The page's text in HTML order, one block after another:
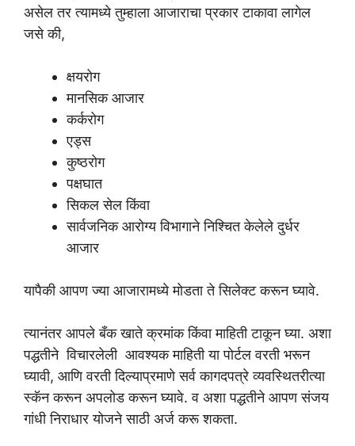
असेल तर त्यामध्ये तुम्हाला आजाराचा प्रकार टाकावा लागेल
जसे की,
क्षयरोग
मानसिक आजार
कर्करोग
एड्स
कुष्ठरोग
पक्षघात
सिकल सेल किंवा
सार्वजनिक आरोग्य विभागाने निश्चित केलेले दुर्धर
आजार
यापैकी आपण ज्या आजारामध्ये मोडता ते सिलेक्ट करून घ्यावे.
त्यानंतर आपले बँक खाते क्रमांक किंवा माहिती टाकून घ्या. अशा
पद्धतीने विचारलेली आवश्यक माहिती या पोर्टल वरती भरून
घ्यावी, आणि वरती दिल्याप्रमाणे सर्व कागदपत्रे व्यवस्थितरीत्या
स्कॅन करून अपलोड करून घ्यावे. व अशा पद्धतीने आपण संजय
गांधी निराधार योजने साठी अर्ज करू शकता.